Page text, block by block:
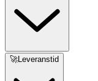
🚀Leveranstid